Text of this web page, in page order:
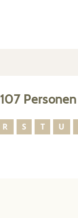
107Personen
R S T U